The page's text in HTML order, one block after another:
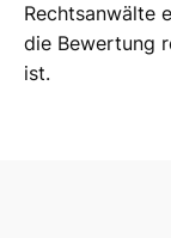
Rechtsanwälte
die Bewertung
ist.